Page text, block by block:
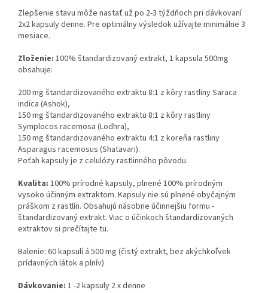
Zlepšenie stavu môže nastať už po 2-3 týždňoch pri dávkovaní
2x2 kapsuly denne. Pre optimálny výsledok užívajte minimálne 3
mesiace.
Zloženie: 100% štandardizovaný extrakt, 1 kapsula 500mg
obsahuje:
200 mg štandardizovaného extraktu 8:1 z kôry rastliny Saraca
indica (Ashok),
150 mg štandardizovaného extraktu 8:1 z kôry rastliny
Symplocos racemosa (Lodhra),
150 mg štandardizovaného extraktu 4:1 z koreňa rastliny
Asparagus racemosus (Shatavari).
Poťah kapsuly je z celulózy rastlinného pôvodu.
Kvalita: 100% prírodné kapsuly, plnené 100% prírodným
vysoko účinným extraktom. Kapsuly nie sú plnené obyčajným
práškom z rastlín. Obsahujú násobne účinnejšiu formu -
štandardizovaný extrakt. Viac o účinkoch štandardizovaných
extraktov si prečítajte tu.
Balenie: 60 kapsulí á 500 mg (čistý extrakt, bez akýchkoľvek
prídavných látok a plnív)
Dávkovanie: 1 -2 kapsuly 2 x denne